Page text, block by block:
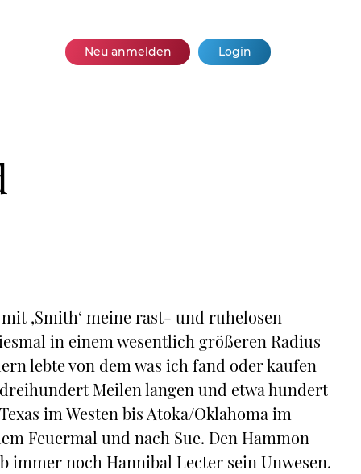
Neu anmelden Login
‚Smith‘ meine rast- und ruhelosen
in einem wesentlich größeren Radius
lebte von dem was ich fand oder kaufen
Meilen langen und etwa hundert
im Westen bis Atoka/Oklahoma im
Feuermal und nach Sue. Den Hammon
immer noch Hannibal Lecter sein Unwesen.